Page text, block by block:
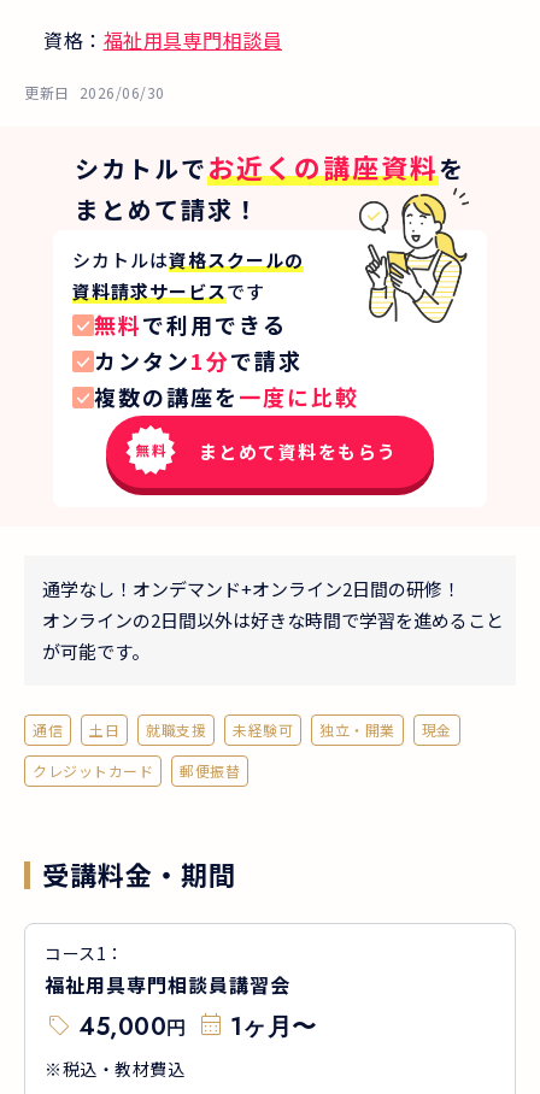
資格： 福祉用具専門相談員
更新日 2026/06/30
シカトルでお近くの講座資料を
まとめて請求！
シカトルは資格スクールの
資料請求サービスです
無料で利用できる
カンタン1分で請求
複数の講座を一度に比較
まとめて資料をもらう
通学なし！オンデマンド+オンライン2日間の研修！
オンラインの2日間以外は好きな時間で学習を進めること
が可能です。
通信 土日 就職支援 未経験可 独立・開業
現金
クレジットカード
郵便振替
受講料金・期間
コース1 ：
福祉用具専門相談員講習会
45,000円 1ヶ月〜
※税込・教材費込